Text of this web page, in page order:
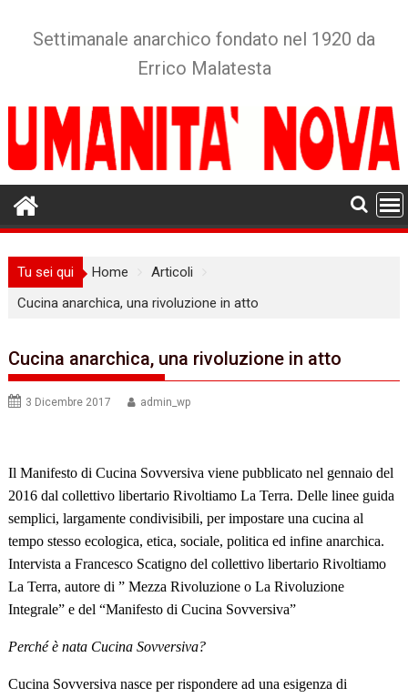
Settimanale anarchico fondato nel 1920 da
Errico Malatesta
Tu sei qui Home
Articoli
Cucina anarchica, una rivoluzione in atto
Cucina anarchica, una rivoluzione in atto
3 Dicembre 2017 admin_wp
Il Manifesto di Cucina Sovversiva viene pubblicato nel gennaio del
2016 dal collettivo libertario Rivoltiamo La Terra. Delle linee guida
semplici, largamente condivisibili, per impostare una cucina al
tempo stesso ecologica, etica, sociale, politica ed infine anarchica.
Intervista a Francesco Scatigno del collettivo libertario Rivoltiamo
La Terra, autore di ” Mezza Rivoluzione o La Rivoluzione
Integrale” e del “Manifesto di Cucina Sovversiva”
Perché è nata Cucina Sovversiva?
Cucina Sovversiva nasce per rispondere ad una esigenza di